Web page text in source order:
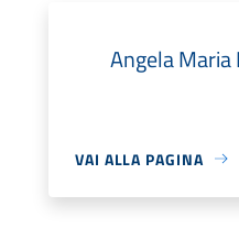
Angela
VAI ALLA PAGINA